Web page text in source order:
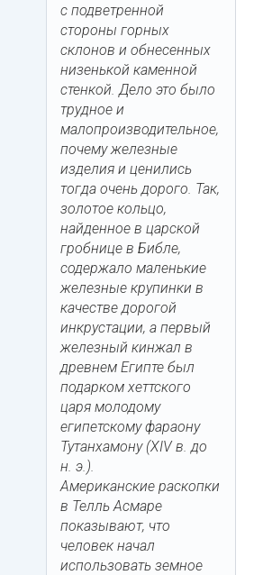
с подветренной
стороны горных
склонов и обнесенных
низенькой каменной
стенкой. Дело это было
трудное и
малопроизводительное,
почему железные
изделия и ценились
тогда очень дорого. Так,
золотое кольцо,
найденное в царской
гробнице в Библе,
содержало маленькие
железные крупинки в
качестве дорогой
инкрустации, а первый
железный кинжал в
древнем Египте был
подарком хеттского
царя молодому
египетскому фараону
Тутанхамону (XIV в. до
н. э.).
Американские раскопки
в Телль Асмаре
показывают, что
человек начал
использовать земное